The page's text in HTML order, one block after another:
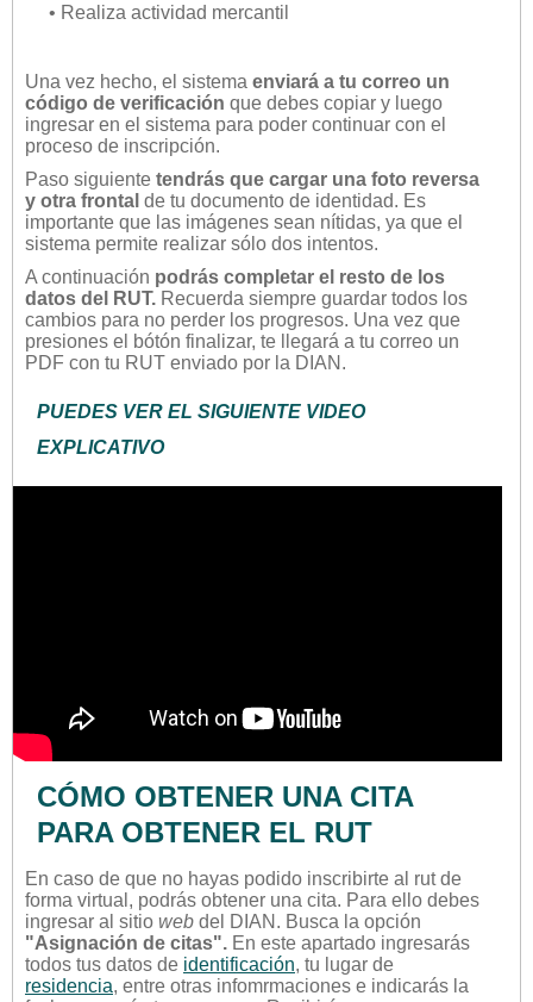
• Realiza actividad mercantil
Una vez hecho, el sistema enviará a tu correo un
código de verificación que debes copiar y luego
ingresar en el sistema para poder continuar con el
proceso de inscripción.
Paso siguiente tendrás que cargar una foto reversa
y otra frontal de tu documento de identidad. Es
importante que las imágenes sean nítidas, ya que el
sistema permite realizar sólo dos intentos.
A continuación podrás completar el resto de los
datos del RUT. Recuerda siempre guardar todos los
cambios para no perder los progresos. Una vez que
presiones el bótón finalizar, te llegará a tu correo un
PDF con tu RUT enviado por la DIAN.
PUEDES VER EL SIGUIENTE VIDEO
EXPLICATIVO
CÓMO OBTENER UNA CITA
PARA OBTENER EL RUT
En caso de que no hayas podido inscribirte al rut de
forma virtual, podrás obtener una cita. Para ello debes
ingresar al sitio web del DIAN. Busca la opción
"Asignación de citas". En este apartado ingresarás
todos tus datos de identificación, tu lugar de
residencia, entre otras infomrmaciones e indicarás la